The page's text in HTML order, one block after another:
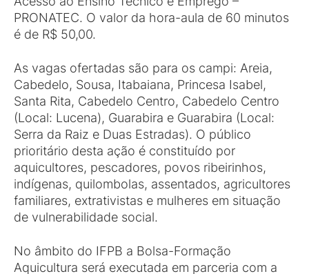
PRONATEC. O valor da hora-aula de 60 minutos
é de R$ 50,00.
As vagas ofertadas são para os campi: Areia,
Cabedelo, Sousa, Itabaiana, Princesa Isabel,
Santa Rita, Cabedelo Centro, Cabedelo Centro
(Local: Lucena), Guarabira e Guarabira (Local:
Serra da Raiz e Duas Estradas). O público
prioritário desta ação é constituído por
aquicultores, pescadores, povos ribeirinhos,
indígenas, quilombolas, assentados, agricultores
familiares, extrativistas e mulheres em situação
de vulnerabilidade social.
No âmbito do IFPB a Bolsa-Formação
Aquicultura será executada em parceria com a